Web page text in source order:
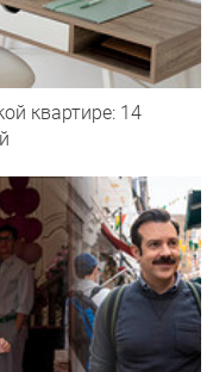
квартире: 14